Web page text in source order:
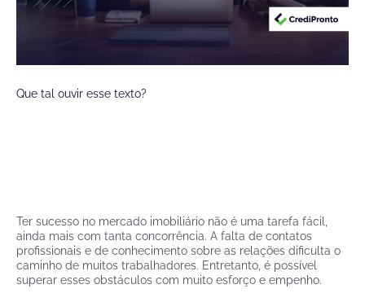
Que tal ouvir esse texto?
Ter sucesso no mercado imobiliário não é uma tarefa fácil,
ainda mais com tanta concorrência. A falta de contatos
profissionais e de conhecimento sobre as relações dificulta o
caminho de muitos trabalhadores. Entretanto, é possível
superar esses obstáculos com muito esforço e empenho.